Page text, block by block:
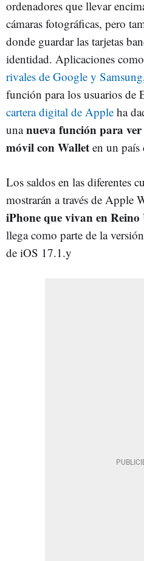
ordenadores que llevar
cámaras fotográficas, pero
donde guardar las tarjetas
identidad. Aplicaciones
rivales de Google y Samsung
función para los usuarios de
cartera digital de Apple ha
unanueva función para ver
móvil con Wallet en un país
Los saldos en las diferentes
mostrarán a través de Apple
iPhone que vivan en
llega como parte de la
de iOS 17.1.y